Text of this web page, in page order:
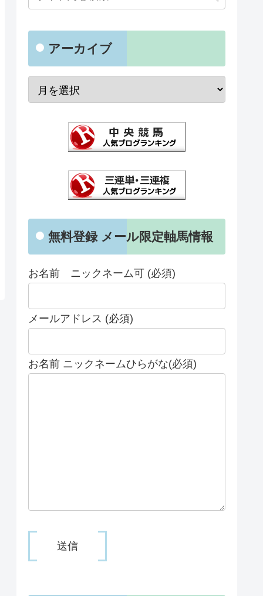
アーカイブ
無料登録 メール限定軸馬情報
お名前 ニックネーム可 (必須)
メールアドレス (必須)
お名前 ニックネームひらがな(必須)